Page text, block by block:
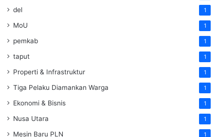
del 1
MoU 1
pemkab 1
taput 1
Properti & Infrastruktur 1
Tiga Pelaku Diamankan Warga 1
Ekonomi & Bisnis 1
Nusa Utara 1
Mesin Baru PLN 1